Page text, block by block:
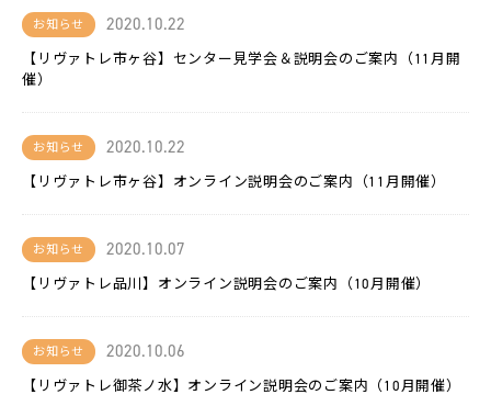
リ
LACICRA
リ
ヴ
ァ
Biz
ム
ラ
カ
ラ
お知らせ 2020.10.22
【リヴァトレ市ヶ谷】センター見学会＆説明会のご案内（11月開
催）
お知らせ 2020.10.22
【リヴァトレ市ヶ谷】オンライン説明会のご案内（11月開催）
お知らせ 2020.10.07
【リヴァトレ品川】オンライン説明会のご案内（10月開催）
お知らせ 2020.10.06
【リヴァトレ御茶ノ水】オンライン説明会のご案内（10月開催）